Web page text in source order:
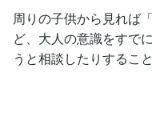
周りの子供から見れば
ど、大人の意識をすで
うと相談したりするこ